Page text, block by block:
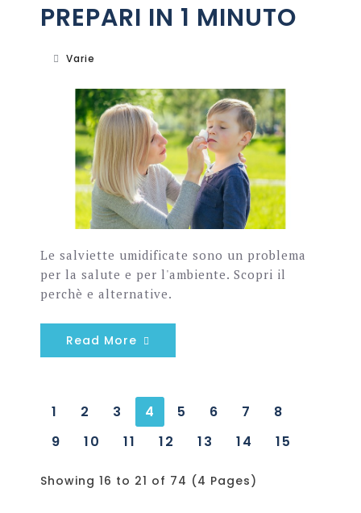
PREPARI IN 1 MINUTO
Varie
Le salviette umidificate sono un problema
per la salute e per l'ambiente. Scopri il
perchè e alternative.
Read More
1 2 3 4 5 6 7
8
9
10 11 12 13 14 15
Showing 16 to 21 of 74 (4 Pages)